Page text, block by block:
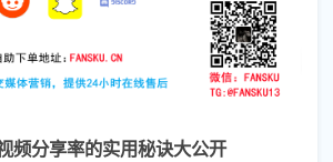
频分享率的实用秘诀大公开